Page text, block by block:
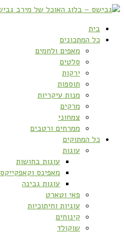
בית
כל המתכונים
מאפים ולחמים
סלטים
ירקות
תוספות
מנות עיקריות
מרקים
צמחוני
ממרחים ורטבים
כל המתוקים
עוגות
עוגות בחושות
מאפינס וקאפקייקס
עוגות גבינה
פאי וטארט
עוגיות וחיתוכיות
קינוחים
שוקולד